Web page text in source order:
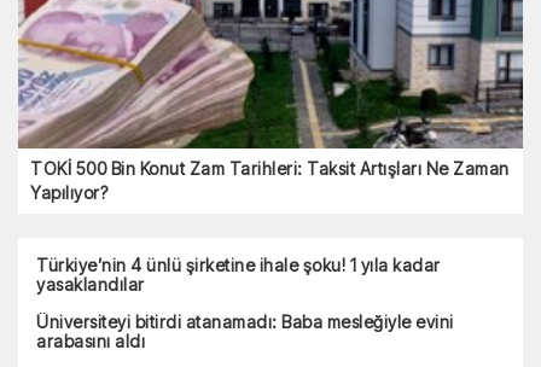
TOKİ 500 Bin Konut Zam Tarihleri: Taksit Artışları Ne Zaman
Yapılıyor?
Türkiye’nin 4 ünlü şirketine ihale şoku! 1 yıla kadar
yasaklandılar
Üniversiteyi bitirdi atanamadı: Baba mesleğiyle evini
arabasını aldı